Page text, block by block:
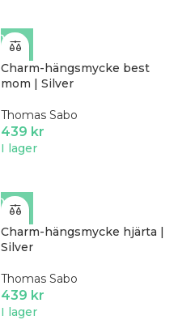
Charm-hängsmycke best
mom | Silver
Thomas Sabo
439 kr
I lager
Charm-hängsmycke hjärta |
Silver
Thomas Sabo
439 kr
I lager